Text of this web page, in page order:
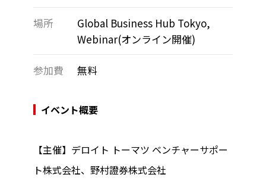
場所
Global Business Hub Tokyo,
Webinar(オンライン開催)
参加費 無料
イベント概要
【主催】デロイト トーマツ ベンチャーサポー
ト株式会社、野村證券株式会社